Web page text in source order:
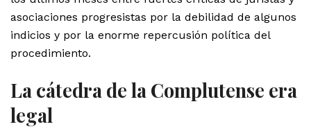
asociaciones progresistas por la debilidad de algunos
indicios y por la enorme repercusión política del
procedimiento.
La cátedra de la Complutense era
legal